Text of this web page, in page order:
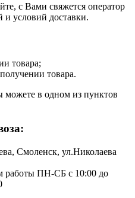
с Вами свяжется оператор
и условий доставки.
товара;
товара.
можете в одном из пунктов
Смоленск, ул.Николаева
работы ПН-СБ с 10:00 до